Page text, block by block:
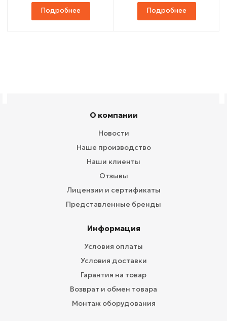
Подробнее Подробнее
О компании
Новости
Наше производство
Наши клиенты
Отзывы
Лицензии и сертификаты
Представленные бренды
Информация
Условия оплаты
Условия доставки
Гарантия на товар
Возврат и обмен товара
Монтаж оборудования